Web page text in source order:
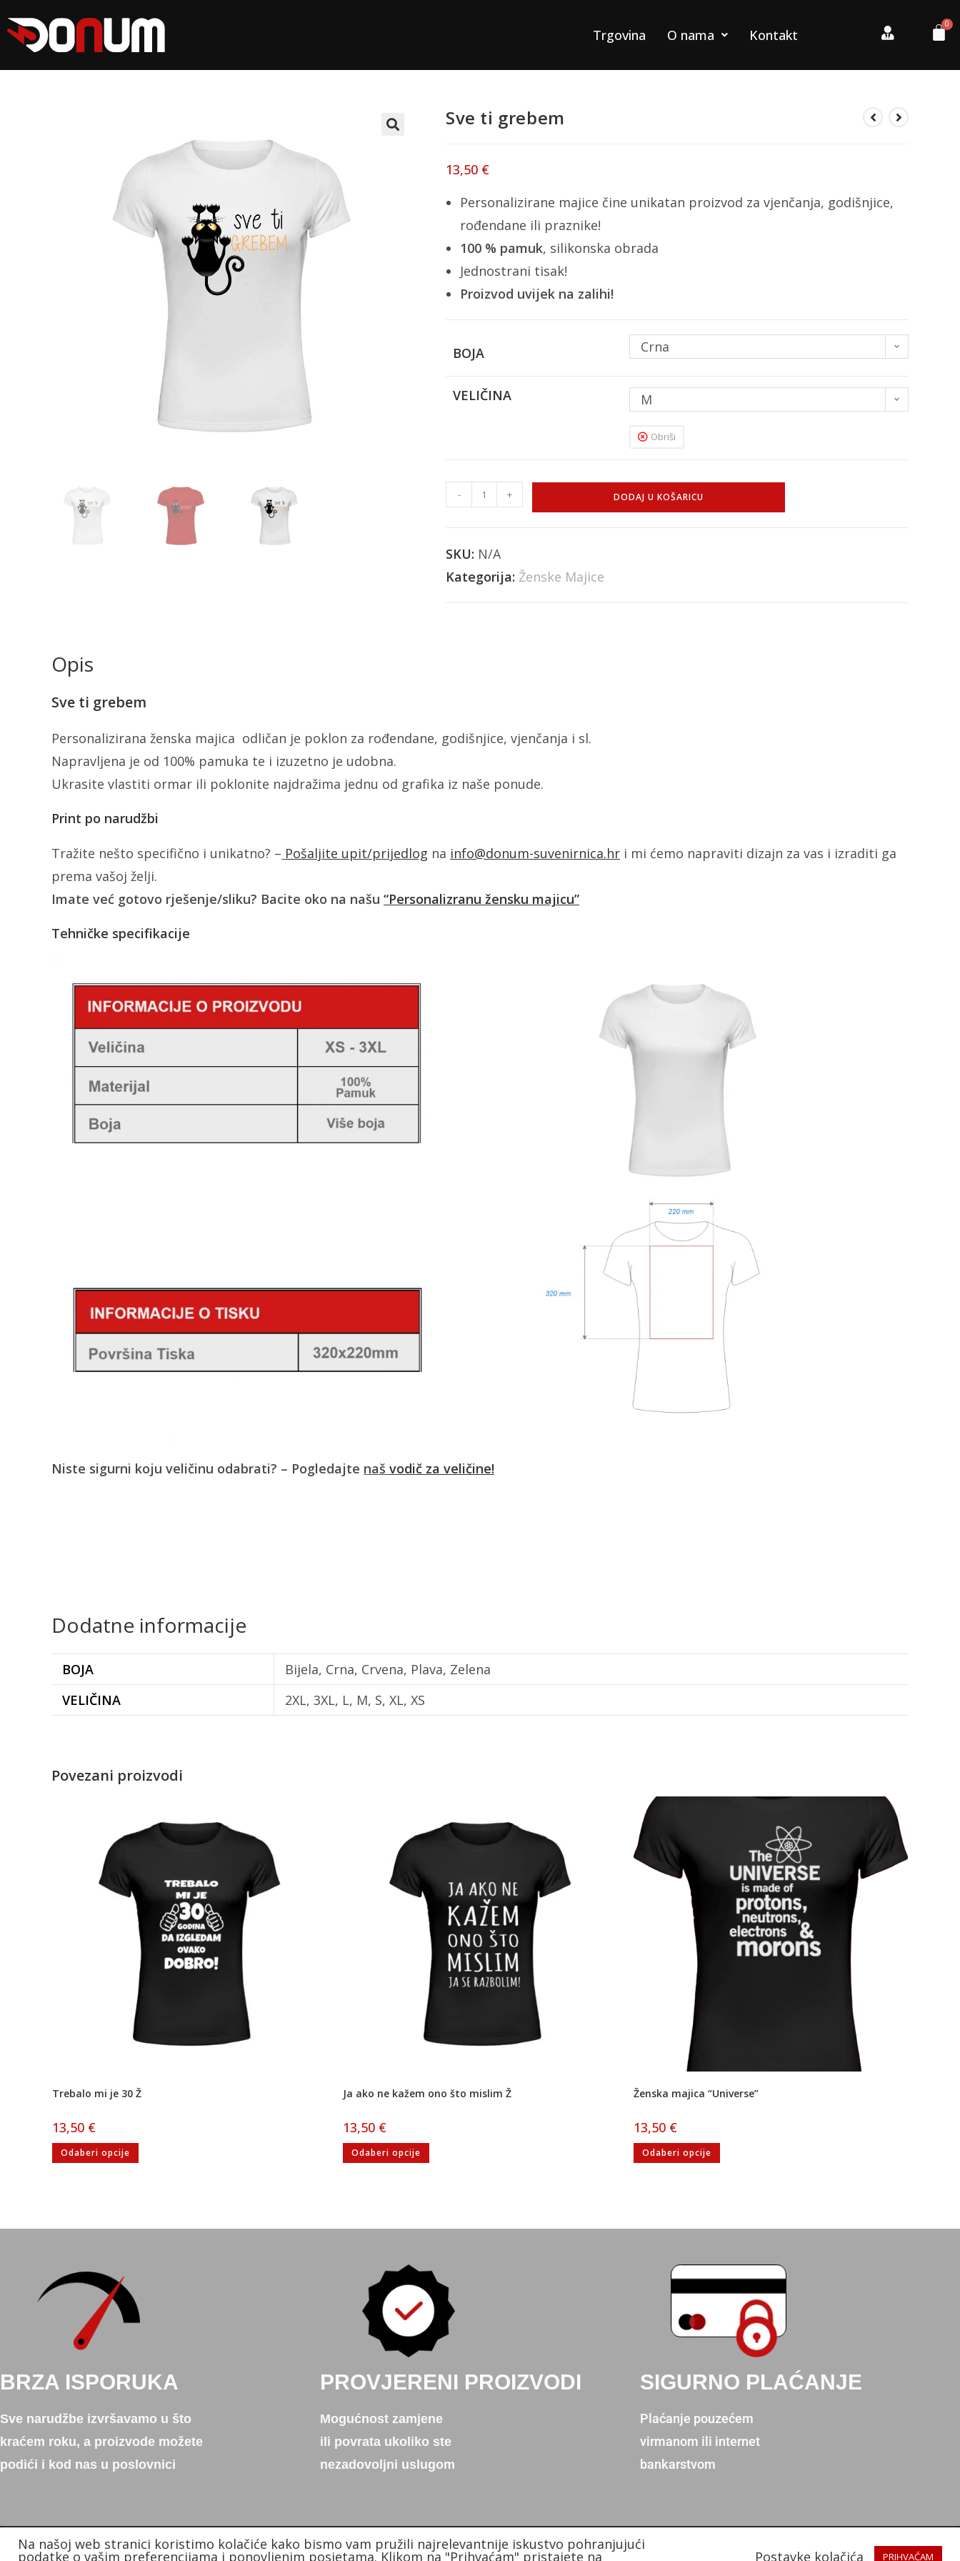
Trgovina O nama Kontakt
Sve ti grebem
13,50 €
Personalizirane majice čine unikatan proizvod za vjenčanja, godišnjice,
rođendane ili praznike!
100 % pamuk, silikonska obrada
Jednostrani tisak!
Proizvod uvijek na zalihi!
BOJA Crna
VELIČINA M
Obriši
- + DODAJ U KOŠARICU
SKU: N/A
Kategorija: Ženske Majice
Opis
Sve ti grebem
Personalizirana ženska majica odličan je poklon za rođendane, godišnjice, vjenčanja i sl.
Napravljena je od 100% pamuka te i izuzetno je udobna.
Ukrasite vlastiti ormar ili poklonite najdražima jednu od grafika iz naše ponude.
Print po narudžbi
Tražite nešto specifično i unikatno? – Pošaljite upit/prijedlog na info@donum-suvenirnica.hr i mi ćemo napraviti dizajn za vas i izraditi ga
prema vašoj želji.
Imate već gotovo rješenje/sliku? Bacite oko na našu “Personalizranu žensku majicu”
Tehničke specifikacije
Niste sigurni koju veličinu odabrati? – Pogledajte naš vodič za veličine!
Dodatne informacije
BOJA
Bijela, Crna, Crvena, Plava, Zelena
VELIČINA
2XL, 3XL, L, M, S, XL, XS
Povezani proizvodi
Trebalo mi je 30 Ž
13,50 €
Odaberi opcije
Ja ako ne kažem ono što mislim Ž
13,50 €
Odaberi opcije
Ženska majica “Universe”
13,50 €
Odaberi opcije
BRZA ISPORUKA
Sve narudžbe izvršavamo u što
kraćem roku, a proizvode možete
podići i kod nas u poslovnici
PROVJERENI PROIZVODI
Mogućnost zamjene
ili povrata ukoliko ste
nezadovoljni uslugom
SIGURNO PLAĆANJE
Plaćanje pouzećem
virmanom ili internet
bankarstvom
Copyright © 2026. Donum d.o.o.
Na našoj web stranici koristimo kolačiće kako bismo vam pružili najrelevantnije iskustvo pohranjujući
podatke o vašim preferencijama i ponovljenim posjetama. Klikom na "Prihvaćam" pristajete na Postavke kolačića PRIHVAĆAM